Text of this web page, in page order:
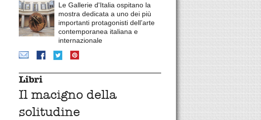
Le Gallerie d'Italia ospitano la
mostra dedicata a uno dei più
importanti protagonisti dell’arte
contemporanea italiana e
internazionale
Libri
Il macigno della
solitudine